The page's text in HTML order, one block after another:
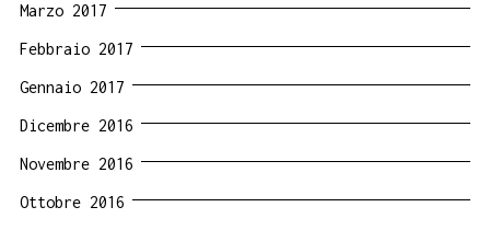
Marzo 2017
Febbraio 2017
Gennaio 2017
Dicembre 2016
Novembre 2016
Ottobre 2016